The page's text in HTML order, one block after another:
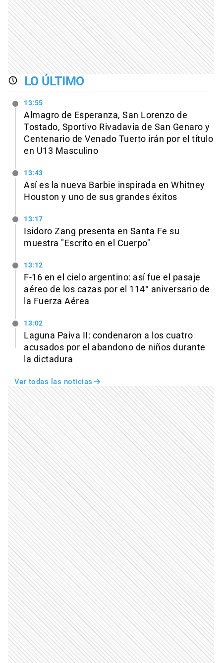
LO ÚLTIMO
13:55
Almagro de Esperanza, San Lorenzo de
Tostado, Sportivo Rivadavia de San Genaro y
Centenario de Venado Tuerto irán por el título
en U13 Masculino
13:43
Así es la nueva Barbie inspirada en Whitney
Houston y uno de sus grandes éxitos
13:17
Isidoro Zang presenta en Santa Fe su
muestra "Escrito en el Cuerpo"
13:12
F-16 en el cielo argentino: así fue el pasaje
aéreo de los cazas por el 114° aniversario de
la Fuerza Aérea
13:02
Laguna Paiva II: condenaron a los cuatro
acusados por el abandono de niños durante
la dictadura
Ver todas las noticias